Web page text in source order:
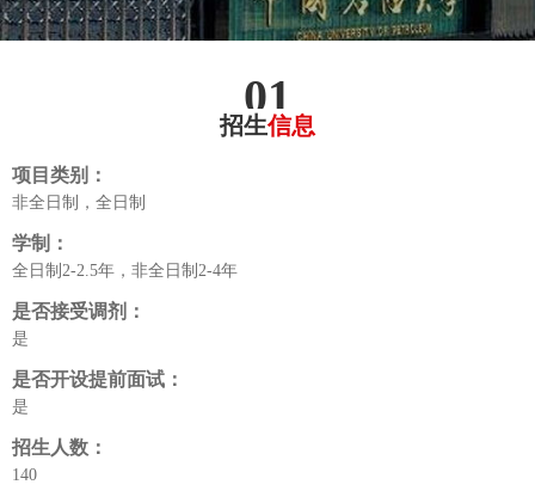
01
招生信息
项目类别：
非全日制，全日制
学制：
全日制2-2.5年，非全日制2-4年
是否接受调剂：
是
是否开设提前面试：
是
招生人数：
140